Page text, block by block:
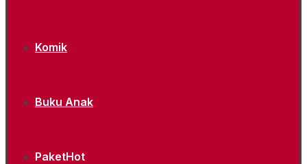
Komik
Buku Anak
PaketHot